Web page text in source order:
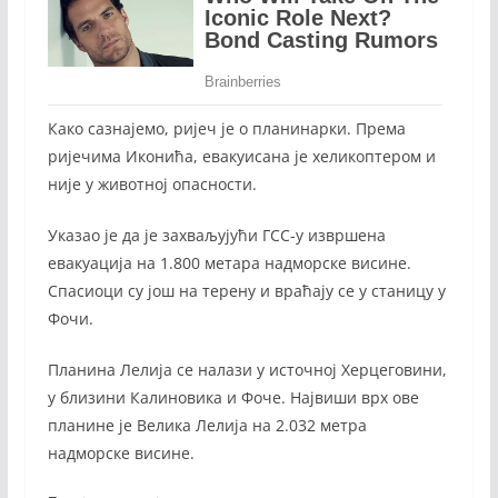
Како сазнајемо, ријеч је о планинарки. Према
ријечима Иконића, евакуисана је хеликоптером и
није у животној опасности.
Указао је да је захваљујући ГСС-у извршена
евакуација на 1.800 метара надморске висине.
Спасиоци су још на терену и враћају се у станицу у
Фочи.
Планина Лелија се налази у источној Херцеговини,
у близини Калиновика и Фоче. Највиши врх ове
планине је Велика Лелија на 2.032 метра
надморске висине.